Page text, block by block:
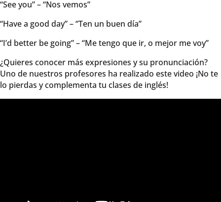
“See you” – “Nos vemos”
“Have a good day” – “Ten un buen día”
“I’d better be going” – “Me tengo que ir, o mejor me voy”
¿Quieres conocer más expresiones y su pronunciación?
Uno de nuestros profesores ha realizado este video ¡No te
lo pierdas y complementa tu clases de inglés!